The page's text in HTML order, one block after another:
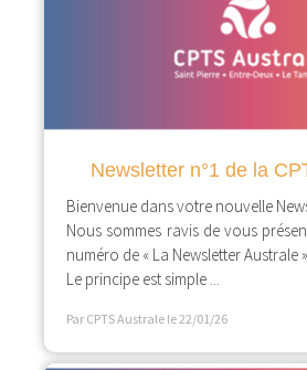
Newsletter n°1 de la
Bienvenue dans votre nouvelle
Nous sommes ravis de vous
numéro de « La Newsletter Australe
Le principe est simple ...
Par CPTS Australe le 22/01/26